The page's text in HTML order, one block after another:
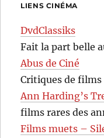
LIENS CINÉMA
DvdClassiks
Fait la part belle
Abus de Ciné
Critiques de films
Ann Harding’s
films rares des
Films muets –